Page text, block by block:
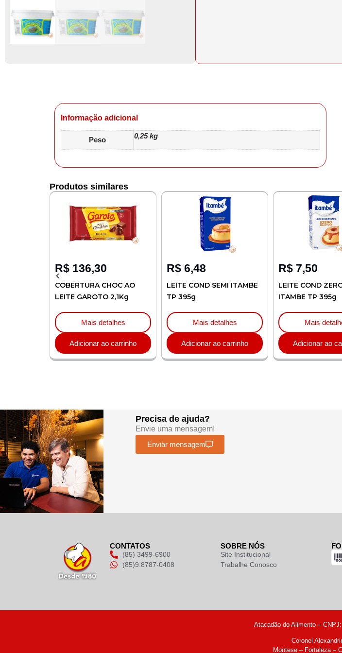
Informação adicional
Peso 0,25 kg
Produtos similares
R$ 136,30
COBERTURA CHOC AO
LEITE GAROTO 2,1Kg
Mais detalhes
Adicionar ao carrinho
R$ 6,48
LEITE COND SEMI ITAMBE
TP 395g
Mais detalhes
Adicionar ao carrinho
R$ 7,50
LEITE COND
ITAMBE TP 395g
Mais
Adicionar ao
Precisa de ajuda?
Envie uma mensagem!
Enviar mensagem
(85) 3499-6900
(85)9.8787-0408
CONTATOS SOBRE NÓS
Site Institucional
Trabalhe Conosco
Atacadão do Alimento – CNPJ:
Coronel
Montese – Fortaleza –